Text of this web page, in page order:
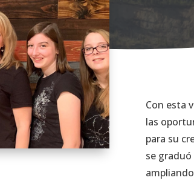
Con esta
las
para su
se